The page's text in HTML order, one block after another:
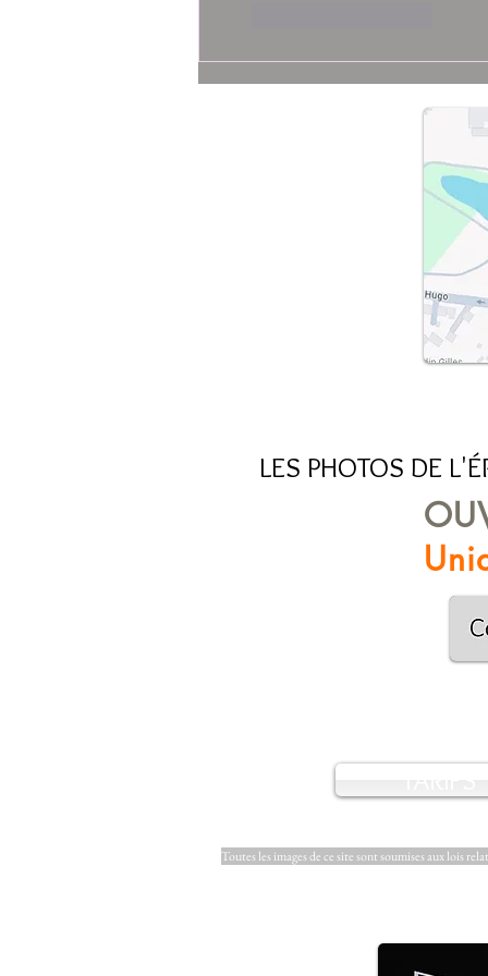
LES PHOTOS DE
Toutes les images de ce site sont soumises aux lois